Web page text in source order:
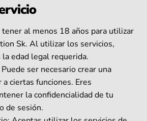
al menos 18 años para utilizar
Sk. Al utilizar los servicios,
edad legal requerida.
ser necesario crear una
a ciertas funciones. Eres
la confidencialidad de tu
de sesión.